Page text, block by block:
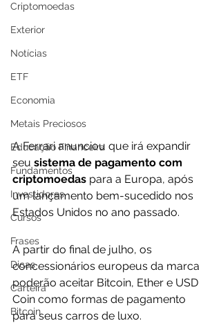
Criptomoedas
Exterior
Notícias
ETF
Economia
Metais Preciosos
Educação Financeira
Fundamentos
Investidores
Cursos
Frases
Dicas
Carteira
Bitcoin
A Ferrari anunciou que irá expandir
seu sistema de pagamento com
criptomoedas para a Europa, após
um lançamento bem-sucedido nos
Estados Unidos no ano passado.
A partir do final de julho, os
concessionários europeus da marca
poderão aceitar Bitcoin, Ether e USD
Coin como formas de pagamento
para seus carros de luxo.